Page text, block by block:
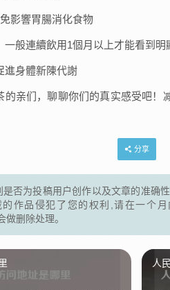
影響胃腸消化食物
一般連續飲用1個月以上才能看到明
進身體新陳代謝
的亲们，聊聊你们的真实感受吧
分享
否为投稿用户创作以及文章的准确
作品侵犯了您的权利,请在一个
删除处理。
人